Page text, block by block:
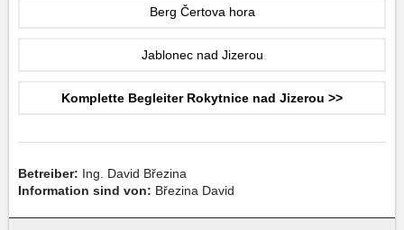
Berg Čertova hora
Jablonec nad Jizerou
Komplette Begleiter Rokytnice nad Jizerou >>
Betreiber: Ing. David Březina
Information sind von: Březina David